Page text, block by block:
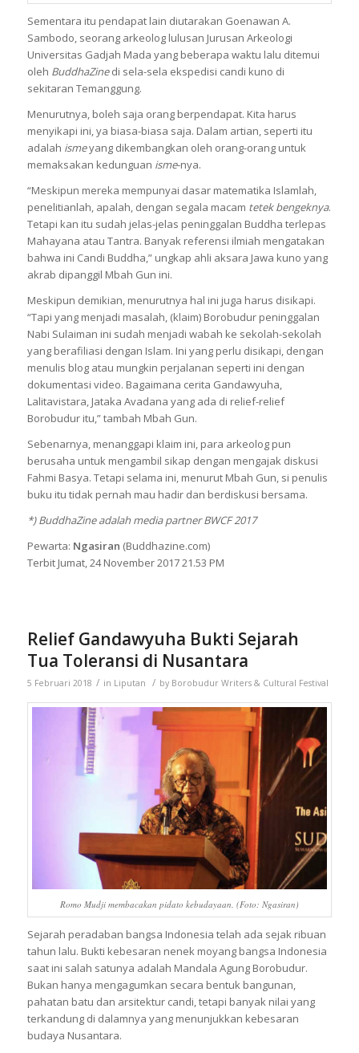
Sementara itu pendapat lain diutarakan Goenawan A.
Sambodo, seorang arkeolog lulusan Jurusan Arkeologi
Universitas Gadjah Mada yang beberapa waktu lalu ditemui
oleh BuddhaZinedi sela-sela ekspedisi candi kuno di
sekitaran Temanggung.
Menurutnya, boleh saja orang berpendapat. Kita harus
menyikapi ini, ya biasa-biasa saja. Dalam artian, seperti itu
adalah ismeyang dikembangkan oleh orang-orang untuk
memaksakan kedunguan isme-nya.
“Meskipun mereka mempunyai dasar matematika Islamlah,
penelitianlah, apalah, dengan segala macam tetek bengeknya.
Tetapi kan itu sudah jelas-jelas peninggalan Buddha terlepas
Mahayana atau Tantra. Banyak referensi ilmiah mengatakan
bahwa ini Candi Buddha,” ungkap ahli aksara Jawa kuno yang
akrab dipanggil Mbah Gun ini.
Meskipun demikian, menurutnya hal ini juga harus disikapi.
“Tapi yang menjadi masalah, (klaim) Borobudur peninggalan
Nabi Sulaiman ini sudah menjadi wabah ke sekolah-sekolah
yang berafiliasi dengan Islam. Ini yang perlu disikapi, dengan
menulis blog atau mungkin perjalanan seperti ini dengan
dokumentasi video. Bagaimana cerita Gandawyuha,
Lalitavistara, Jataka Avadana yang ada di relief-relief
Borobudur itu,” tambah Mbah Gun.
Sebenarnya, menanggapi klaim ini, para arkeolog pun
berusaha untuk mengambil sikap dengan mengajak diskusi
Fahmi Basya. Tetapi selama ini, menurut Mbah Gun, si penulis
buku itu tidak pernah mau hadir dan berdiskusi bersama.
*) BuddhaZine adalah media partner BWCF 2017
Pewarta: Ngasiran (Buddhazine.com)
Terbit Jumat, 24 November 2017 21.53 PM
Relief Gandawyuha Bukti Sejarah
Tua Toleransi di Nusantara
5 Februari 2018 / in Liputan / by Borobudur Writers & Cultural Festival
Romo Mudji membacakan pidato kebudayaan. (Foto: Ngasiran)
Sejarah peradaban bangsa Indonesia telah ada sejak ribuan
tahun lalu. Bukti kebesaran nenek moyang bangsa Indonesia
saat ini salah satunya adalah Mandala Agung Borobudur.
Bukan hanya mengagumkan secara bentuk bangunan,
pahatan batu dan arsitektur candi, tetapi banyak nilai yang
terkandung di dalamnya yang menunjukkan kebesaran
budaya Nusantara.